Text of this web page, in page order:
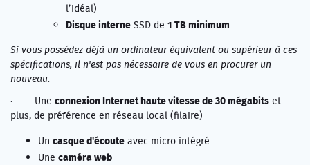
l’idéal)
Disque interne SSD de 1 TB minimum
Si vous possédez déjà un ordinateur équivalent ou supérieur à ces
spécifications, il n'est pas nécessaire de vous en procurer un
nouveau.
· Une connexion Internet haute vitesse de 30 mégabits et
plus, de préférence en réseau local (filaire)
Un casque d'écoute avec micro intégré
Une caméra web